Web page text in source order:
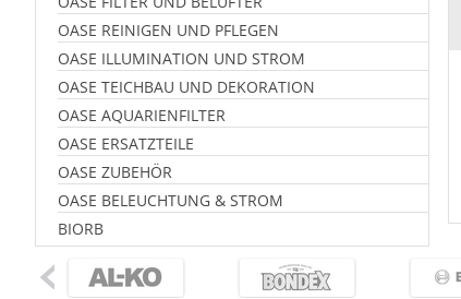
OASE REINIGEN UND PFLEGEN
OASE ILLUMINATION UND STROM
OASE TEICHBAU UND DEKORATION
OASE AQUARIENFILTER
OASE ERSATZTEILE
OASE ZUBEHÖR
OASE BELEUCHTUNG & STROM
BIORB